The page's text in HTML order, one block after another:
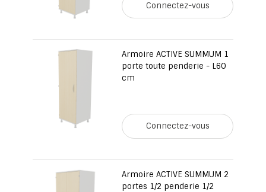
Connectez-vous
Armoire ACTIVE SUMMUM 1
porte toute penderie - L60
cm
Connectez-vous
Armoire ACTIVE SUMMUM 2
portes 1/2 penderie 1/2